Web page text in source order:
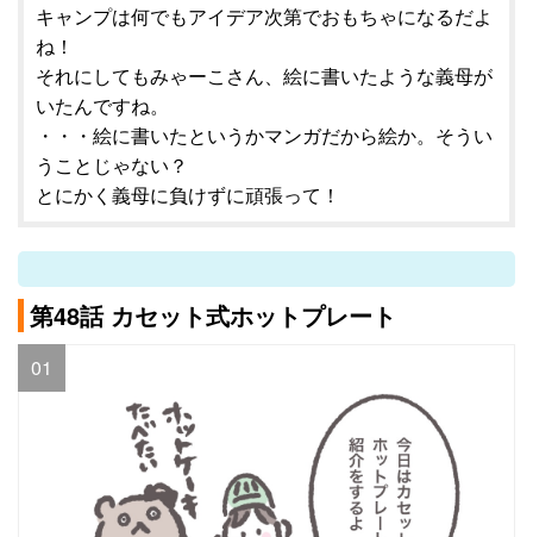
キャンプは何でもアイデア次第でおもちゃになるだよ
ね！
それにしてもみゃーこさん、絵に書いたような義母が
いたんですね。
・・・絵に書いたというかマンガだから絵か。そうい
うことじゃない？
とにかく義母に負けずに頑張って！
第48話 カセット式ホットプレート